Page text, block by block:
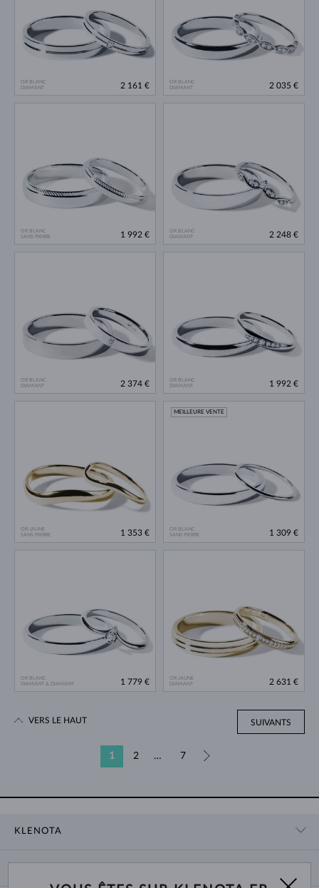
OR BLANC
DIAMANT
2 161 €
OR BLANC
DIAMANT
2 035 €
OR BLANC
SANS PIERRE
1 992 €
OR BLANC
DIAMANT
2 248 €
OR BLANC
DIAMANT
2 374 €
OR BLANC
DIAMANT
1 992 €
OR JAUNE
SANS PIERRE
1 353 €
OR BLANC
SANS PIERRE
MEILLEURE VENTE
1 309 €
OR BLANC
DIAMANT & DIAMANT
1 779 €
OR JAUNE
DIAMANT
2 631 €
SUIVANTS
1 2 … 7
VERS LE HAUT
KLENOTA